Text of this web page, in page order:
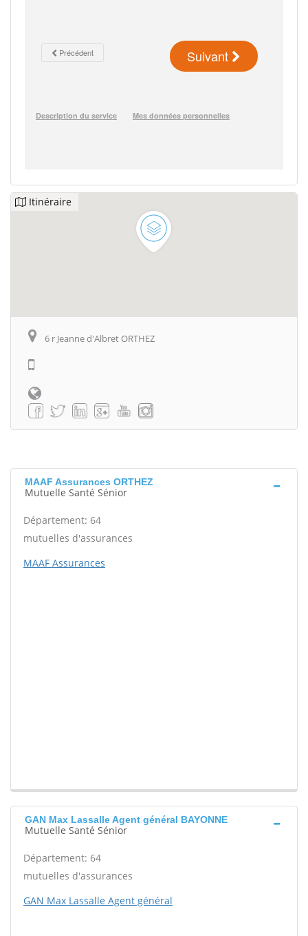
Itinéraire
6 r Jeanne d'Albret ORTHEZ
MAAF Assurances ORTHEZ
Mutuelle Santé Sénior
Département: 64
mutuelles d'assurances
MAAF Assurances
GAN Max Lassalle Agent général BAYONNE
Mutuelle Santé Sénior
Département: 64
mutuelles d'assurances
GAN Max Lassalle Agent général